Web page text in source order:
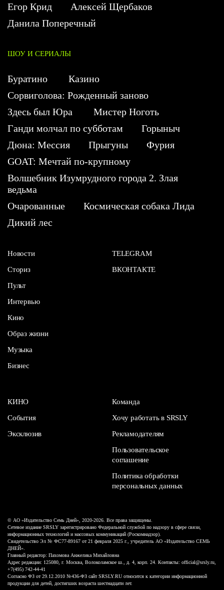
Егор Крид
Алексей Щербаков
Данила Поперечный
ШОУ И СЕРИАЛЫ
Буратино
Казино
Сорвиголова: Рожденный заново
Здесь был Юра
Мистер Ноготь
Ганди молчал по субботам
Горыныч
Дюна: Мессия
Прыгуны
Фурия
GOAT: Мечтай по-крупному
Волшебник Изумрудного города 2. Злая
ведьма
Очарованные
Космическая собака Лида
Дикий лес
Новости
Сториз
Пульт
Интервью
Кино
Образ жизни
Музыка
Бизнес
TELEGRAM
ВКОНТАКТЕ
КИНО
События
Эксклюзив
Команда
Хочу работать в SRSLY
Рекламодателям
Пользовательское
соглашение
Политика обработки
персональных данных
© АО «Издательство Семь Дней», 2020-2026. Все права защищены.
Сетевое издание SRSLY зарегистрировано Федеральной службой по надзору в сфере связи,
информационных технологий и массовых коммуникаций (Роскомнадзор).
Свидетельство Эл № ФС77-89167 от 21 февраля 2025 г., учредитель АО «Издательство СЕМЬ
ДНЕЙ».
Главный редактор: Пахомова Анжелика Михайловна
Адрес редакции: 125080, г. Москва, Волоколамское ш., д. 4, корп. 24. Контакты: official@srsly.ru,
+7(495) 742-44-41
Согласно ФЗ от 29.12.2010 №436-ФЗ сайт SRSLY.RU относится к категории информационной
продукции для детей, достигших возраста шестнадцати лет.